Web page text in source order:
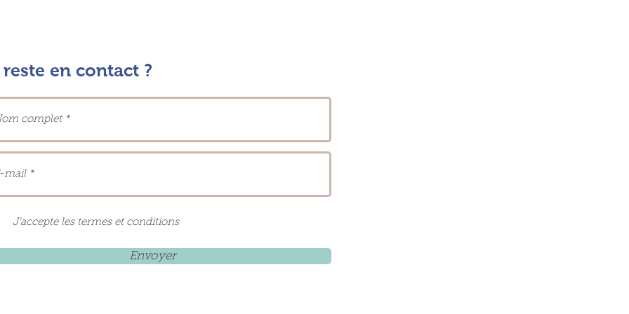
en contact ?
J’accepte les termes et conditions
Envoyer